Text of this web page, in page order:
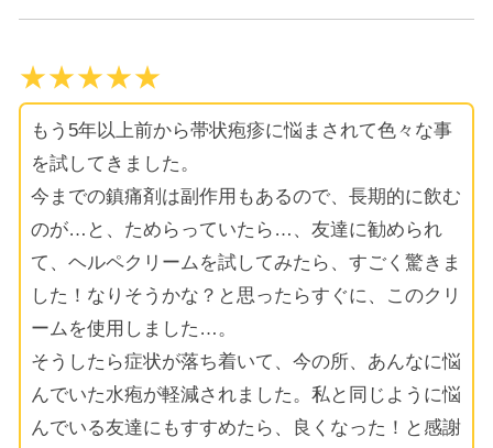
★★★★★
もう5年以上前から帯状疱疹に悩まされて色々な事
を試してきました。
今までの鎮痛剤は副作用もあるので、長期的に飲む
のが…と、ためらっていたら…、友達に勧められ
て、ヘルペクリームを試してみたら、すごく驚きま
した！なりそうかな？と思ったらすぐに、このクリ
ームを使用しました…。
そうしたら症状が落ち着いて、今の所、あんなに悩
んでいた水疱が軽減されました。私と同じように悩
んでいる友達にもすすめたら、良くなった！と感謝